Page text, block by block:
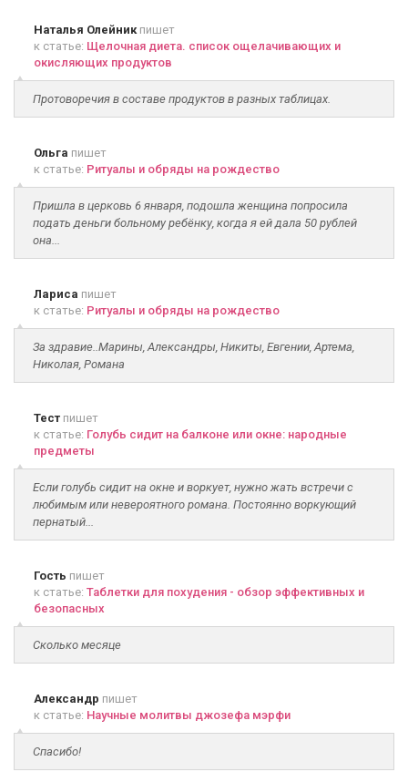
Наталья Олейникпишет
к статье: Щелочная диета. список ощелачивающих и
окисляющих продуктов
Протоворечия в составе продуктов в разных таблицах.
Ольга пишет
к статье: Ритуалы и обряды на рождество
Пришла в церковь 6 января, подошла женщина попросила
подать деньги больному ребёнку, когда я ей дала 50 рублей
она...
Лариса пишет
к статье: Ритуалы и обряды на рождество
За здравие..Марины, Александры, Никиты, Евгении, Артема,
Николая, Романа
Тест пишет
к статье: Голубь сидит на балконе или окне: народные
предметы
Если голубь сидит на окне и воркует, нужно жать встречи с
любимым или невероятного романа. Постоянно воркующий
пернатый...
Гость пишет
к статье: Таблетки для похудения - обзор эффективных и
безопасных
Сколько месяце
Александр пишет
к статье: Научные молитвы джозефа мэрфи
Спасибо!